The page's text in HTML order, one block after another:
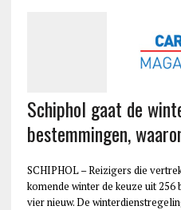
Schiphol gaat de
bestemmingen,
SCHIPHOL – Reizigers die
komende winter de keuze uit
vier nieuw. De